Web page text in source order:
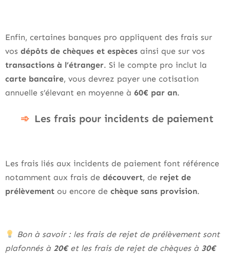
Enfin, certaines banques pro appliquent des frais sur
vos dépôts de chèques et espèces ainsi que sur vos
transactions à l’étranger. Si le compte pro inclut la
carte bancaire, vous devrez payer une cotisation
annuelle s’élevant en moyenne à 60€ par an.
Les frais pour incidents de paiement
Les frais liés aux incidents de paiement font référence
notamment aux frais de découvert, de rejet de
prélèvement ou encore de chèque sans provision.
Bon à savoir : les frais de rejet de prélèvement sont
plafonnés à 20€ et les frais de rejet de chèques à 30€